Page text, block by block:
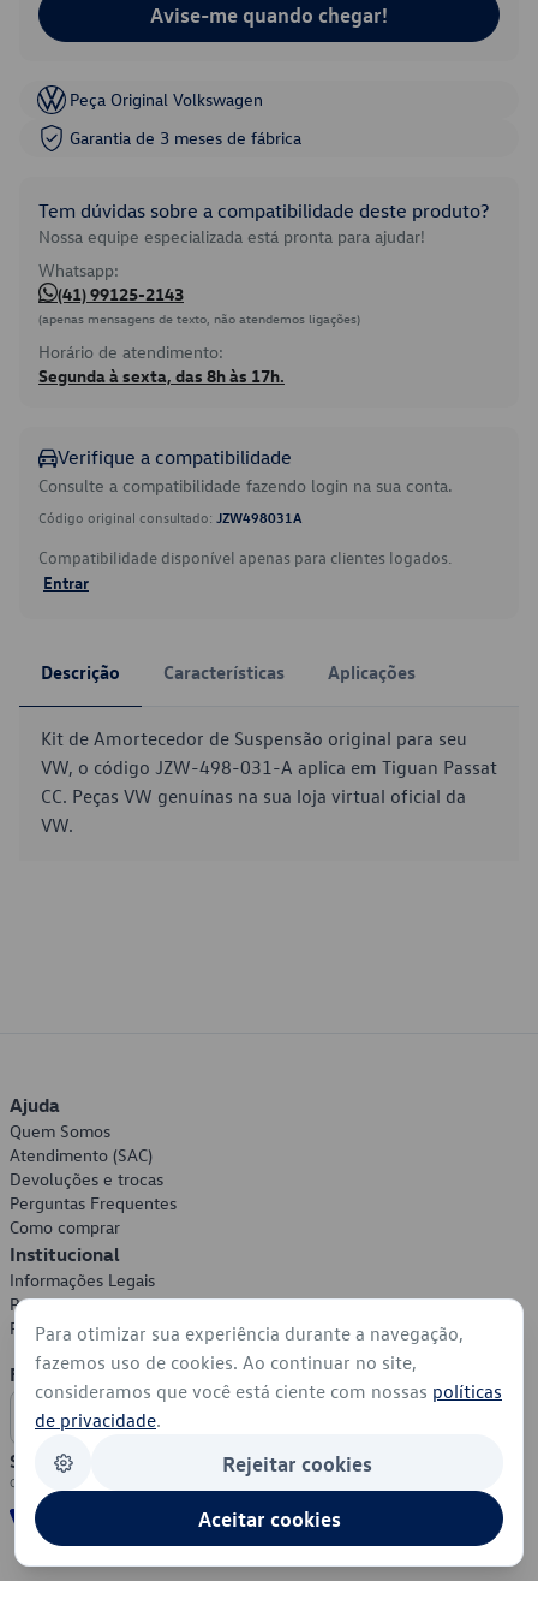
Avise-me quando chegar!
Peça Original Volkswagen
Garantia de 3 meses de fábrica
Tem dúvidas sobre a compatibilidade deste produto?
Nossa equipe especializada está pronta para ajudar!
Whatsapp:
(41) 99125-2143
(apenas mensagens de texto, não atendemos ligações)
Horário de atendimento:
Segunda à sexta, das 8h às 17h.
Verifique a compatibilidade
Consulte a compatibilidade fazendo login na sua conta.
Código original consultado: JZW498031A
Compatibilidade disponível apenas para clientes logados.
Entrar
Descrição Características Aplicações
Kit de Amortecedor de Suspensão original para seu
VW, o código JZW-498-031-A aplica em Tiguan Passat
CC. Peças VW genuínas na sua loja virtual oficial da
VW.
Ajuda
Quem Somos
Atendimento (SAC)
Devoluções e trocas
Perguntas Frequentes
Como comprar
Institucional
Informações Legais
Política de Privacidade
Política de Cookies
Formas de Pagamento
Segurança
Para otimizar sua experiência durante a navegação,
fazemos uso de cookies. Ao continuar no site,
consideramos que você está ciente com nossas políticas
de privacidade.
Rejeitar cookies
Aceitar cookies